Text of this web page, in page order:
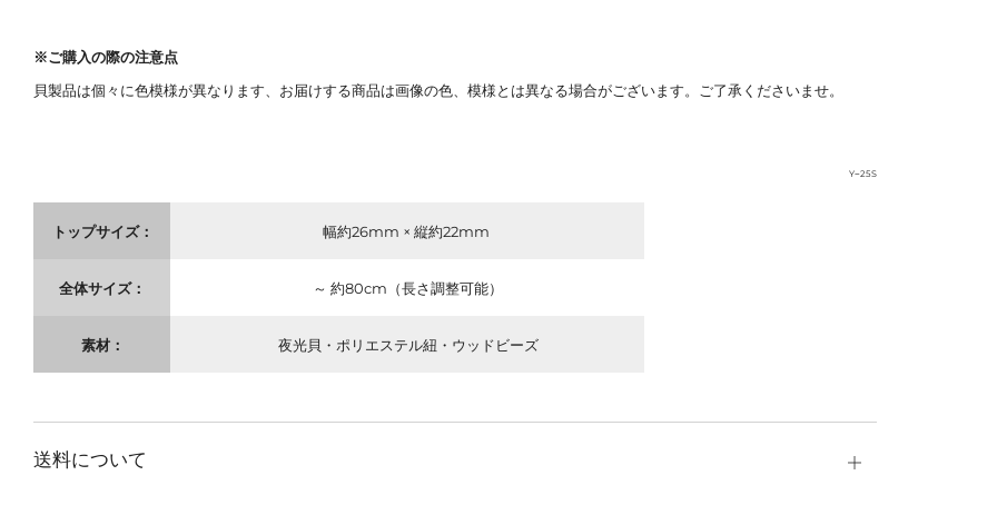
※ご購入の際の注意点
貝製品は個々に色模様が異なります、お届けする商品は画像の色、模様とは異なる場合がございます。ご了承くださいませ。
Y−25S
トップサイズ： 幅約26mm × 縦約22mm
全体サイズ： ～ 約80cm（長さ調整可能）
素材： 夜光貝・ポリエステル紐・ウッドビーズ
送料について
新